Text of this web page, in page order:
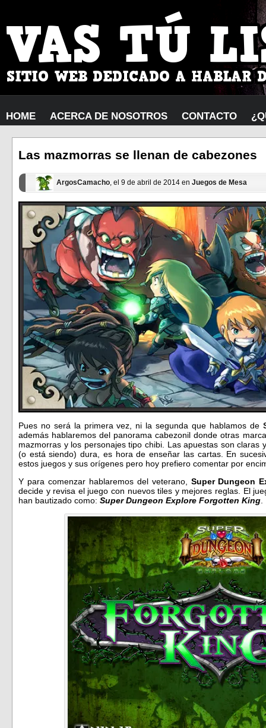
HOME ACERCA DE NOSOTROS CONTACTO
Las mazmorras se llenan de cabezones
ArgosCamacho, el 9 de abril de 2014 en Juegos de Mesa
Pues no será la primera vez, ni la segunda que hablamos de
además hablaremos del panorama cabezonil donde otras
mazmorras y los personajes tipo chibi. Las apuestas son claras
(o está siendo) dura, es hora de enseñar las cartas. En
estos juegos y sus orígenes pero hoy prefiero comentar por
Y para comenzar hablaremos del veterano, Super Dungeon
decide y revisa el juego con nuevos tiles y mejores reglas. El
han bautizado como: Super Dungeon Explore Forgotten King.